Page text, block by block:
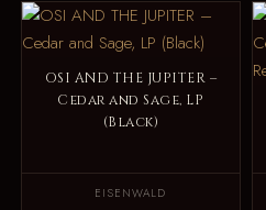
OSI AND THE JUPITER –
Cedar and Sage, LP
(Black)
EISENWALD